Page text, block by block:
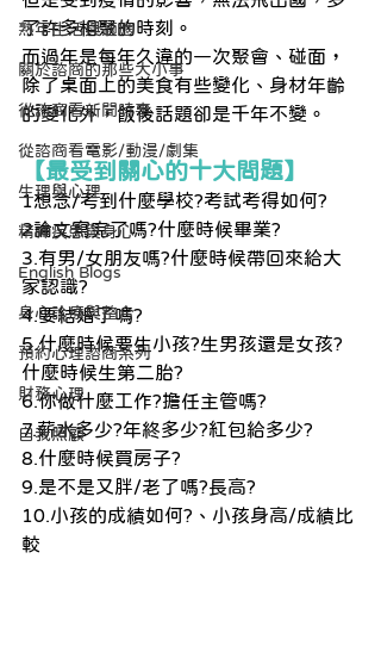
熟年生活與適應
關於諮商的那些大小事
從諮商看新聞時事
從諮商看電影/動漫/劇集
生理與心理
精神疾患與身心
English Blogs
身心診療與整合
預約心理諮商系列
財務心理
自我照顧
了許多相聚的時刻。
而過年是每年久違的一次聚會、碰面，
除了桌面上的美食有些變化、身材年齡
的變化外，飯後話題卻是千年不變。
【最受到關心的十大問題】
1想念/考到什麼學校?考試考得如何?
2論文寫完了嗎?什麼時候畢業?
3.有男/女朋友嗎?什麼時候帶回來給大
家認識?
4.要結婚了嗎?
5.什麼時候要生小孩?生男孩還是女孩?
什麼時候生第二胎?
6.你做什麼工作?擔任主管嗎?
7.薪水多少?年終多少?紅包給多少?
8.什麼時候買房子?
9.是不是又胖/老了嗎?長高?
10.小孩的成績如何?、小孩身高/成績比
較